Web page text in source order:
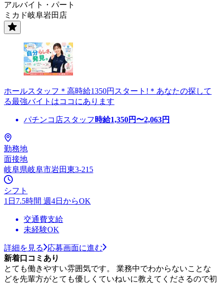
アルバイト・パート
ミカド岐阜岩田店
ホールスタッフ＊高時給1350円スタート!＊あなたの探して
る最強バイトはココにあります
パチンコ店スタッフ 時給1,350円〜2,063円
勤務地
面接地
岐阜県岐阜市岩田東3-215
シフト
1日7.5時間 週4日からOK
交通費支給
未経験OK
詳細を見る
応募画面に進む
新着口コミあり
とても働きやすい雰囲気です。 業務中でわからないことな
どを先輩方がとても優しくていねいに教えてくださるので初